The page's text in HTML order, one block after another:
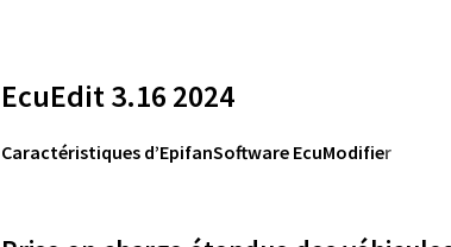
EcuEdit 3.16 2024
Caractéristiques d’EpifanSoftware EcuModifier